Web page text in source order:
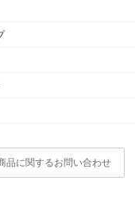
品に関するお問い合わせ